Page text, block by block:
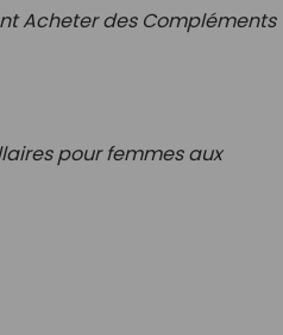
Acheter des Compléments
pour femmes aux